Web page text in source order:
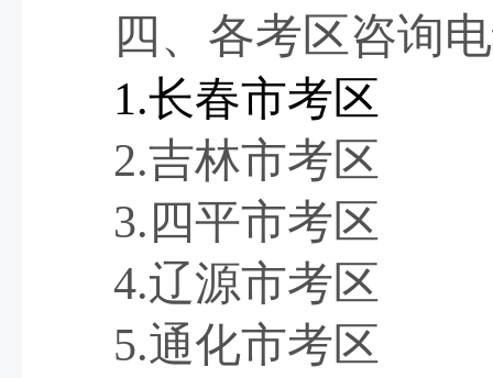
四 、各考区 咨询
1.长春市考区
2.吉林市考区
3. 四平市考区
4.辽源市考区
5.通化市考区